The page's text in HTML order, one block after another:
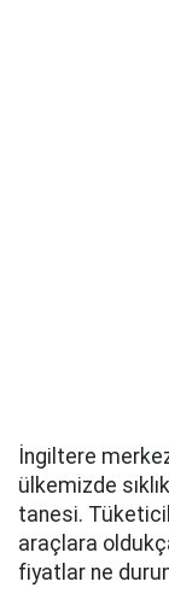
İngiltere
ülkemizde
tanesi.
araçlara
fiyatlar ne